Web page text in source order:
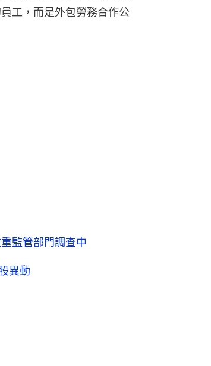
工，而是外包勞務合作公
監管部門調查中
異動